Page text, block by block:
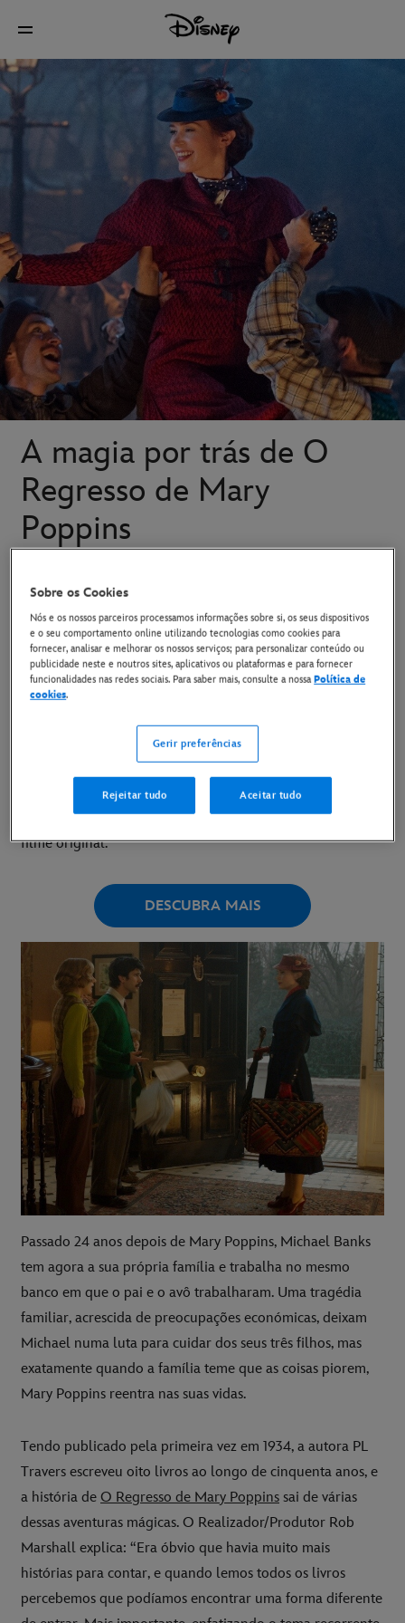
A magia por trás de O
Regresso de Mary
Poppins
Este Natal, uma figura familiar faz um
bem-vindo retorno e traz alegria e
encanto com ela.
O Regresso de Mary Poppins
estes mais precisam dela. Com um elenco cheio de
estrelas, nove canções originais e uma viagem mágica
pelos locais mais icónicos de Londres, O Regresso de Mary
Poppins é uma sequela divertida e refrescante do icónico
filme original.
DESCUBRA MAIS
Passado 24 anos depois de Mary Poppins, Michael Banks
tem agora a sua própria família e trabalha no mesmo
banco em que o pai e o avô trabalharam. Uma tragédia
familiar, acrescida de preocupações económicas, deixam
Michael numa luta para cuidar dos seus três filhos, mas
exatamente quando a família teme que as coisas piorem,
Mary Poppins reentra nas suas vidas.
Tendo publicado pela primeira vez em 1934, a autora PL
Travers escreveu oito livros ao longo de cinquenta anos, e
a história de O Regresso de Mary Poppins sai de várias
dessas aventuras mágicas. O Realizador/Produtor Rob
Marshall explica: “Era óbvio que havia muito mais
histórias para contar, e quando lemos todos os livros
percebemos que podíamos encontrar uma forma diferente
Sobre os Cookies
Nós e os nossos parceiros processamos informações sobre si, os seus dispositivos
e o seu comportamento online utilizando tecnologias como cookies para
fornecer, analisar e melhorar os nossos serviços; para personalizar conteúdo ou
publicidade neste e noutros sites, aplicativos ou plataformas e para fornecer
funcionalidades nas redes sociais. Para saber mais, consulte a nossaPolítica de
cookies.
Gerir preferências
Rejeitar tudo Aceitar tudo